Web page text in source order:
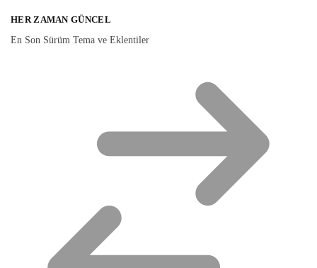
HER ZAMAN GÜNCEL
En Son Sürüm Tema ve Eklentiler